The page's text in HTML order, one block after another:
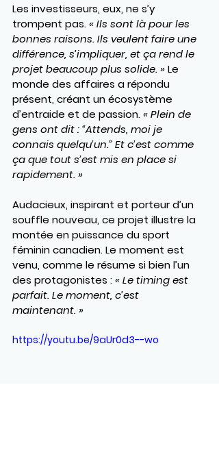
Les investisseurs, eux, ne s’y
trompent pas. « Ils sont là pour les
bonnes raisons. Ils veulent faire une
différence, s’impliquer, et ça rend le
projet beaucoup plus solide. » Le
monde des affaires a répondu
présent, créant un écosystème
d’entraide et de passion. « Plein de
gens ont dit : “Attends, moi je
connais quelqu’un.” Et c’est comme
ça que tout s’est mis en place si
rapidement. »
Audacieux, inspirant et porteur d’un
souffle nouveau, ce projet illustre la
montée en puissance du sport
féminin canadien. Le moment est
venu, comme le résume si bien l’un
des protagonistes : « Le timing est
parfait. Le moment, c’est
maintenant. »
https://youtu.be/9aUr0d3--wo